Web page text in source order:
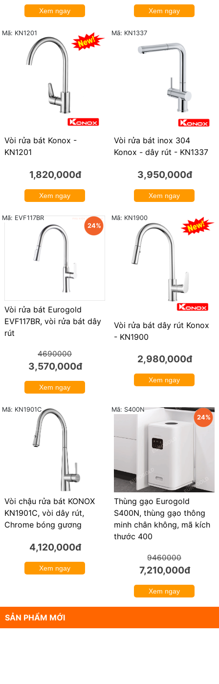
Xem ngay Xem ngay
Vòi rửa bát Konox -
KN1201
Mã: KN1201
1,820,000đ
Xem ngay
Vòi rửa bát inox 304
Konox - dây rút - KN1337
Mã: KN1337
3,950,000đ
Xem ngay
24%
Vòi rửa bát Eurogold
EVF117BR, vòi rửa bát dây
rút
Mã: EVF117BR
4690000
3,570,000đ
Xem ngay
Vòi rửa bát dây rút Konox
- KN1900
Mã: KN1900
2,980,000đ
Xem ngay
Vòi chậu rửa bát KONOX
KN1901C, vòi dây rút,
Chrome bóng gương
Mã: KN1901C
4,120,000đ
Xem ngay
24%
Thùng gạo Eurogold
S400N, thùng gạo thông
minh chân không, mã kích
thước 400
Mã: S400N
9460000
7,210,000đ
Xem ngay
SẢN PHẨM MỚI